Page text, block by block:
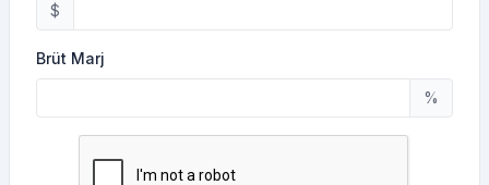
$
Brüt Marj
%